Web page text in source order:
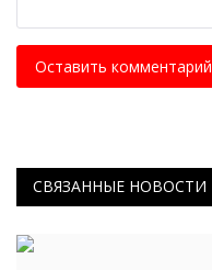
Оставить комментарий
СВЯЗАННЫЕ НОВОСТИ